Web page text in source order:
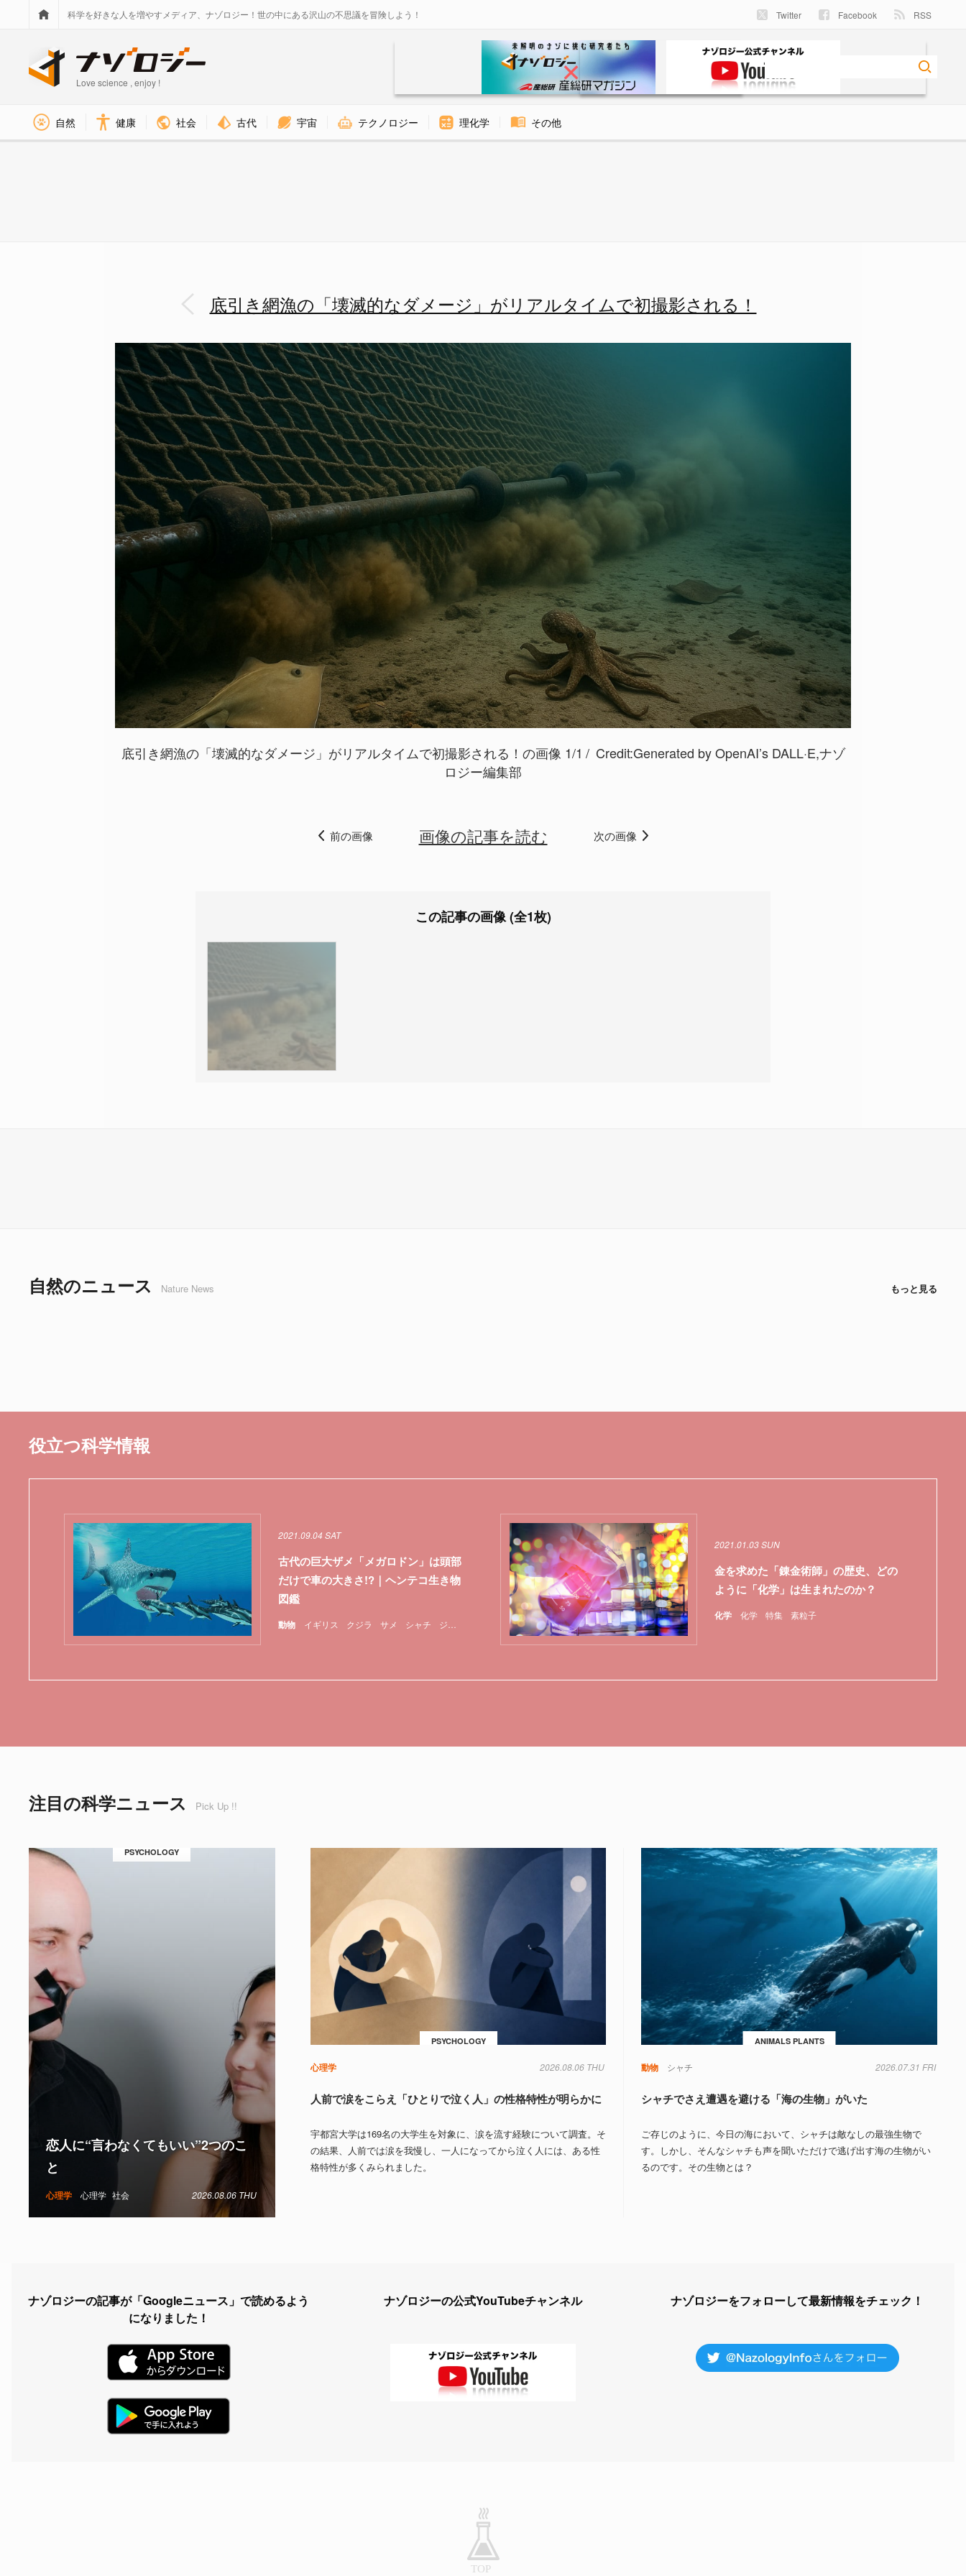
科学を好きな人を増やすメディア、ナゾロジー！世の中にある沢山の不思議を冒険しよう！ Twitter Facebook RSS
Love science , enjoy !
自然 健康 社会 古代 宇宙 テクノロジー 理化学 その他
底引き網漁の「壊滅的なダメージ」がリアルタイムで初撮影される！
底引き網漁の「壊滅的なダメージ」がリアルタイムで初撮影される！の画像 1/1 Credit:Generated by OpenAI’s DALL·E,ナゾ
ロジー編集部
前の画像 画像の記事を読む 次の画像
この記事の画像 (全1枚)
自然のニュース Nature News もっと見る
役立つ科学情報
動物 イギリス クジラ サメ シャチ ジュラ紀 哺乳類 映画 特集 絶滅 魚類
2021.09.04 SAT
古代の巨大ザメ「メガロドン」は頭部
だけで車の大きさ!?｜ヘンテコ生き物
図鑑
化学 化学 特集 素粒子
2021.01.03 SUN
金を求めた「錬金術師」の歴史、どの
ように「化学」は生まれたのか？
注目の科学ニュース Pick Up !!
PSYCHOLOGY
心理学 心理学 社会 2026.08.06 THU
恋人に“言わなくてもいい”2つのこ
と
PSYCHOLOGY
心理学 2026.08.06 THU
人前で涙をこらえ「ひとりで泣く人」の性格特性が明らかに
宇都宮大学は169名の大学生を対象に、涙を流す経験について調査。そ
の結果、人前では涙を我慢し、一人になってから泣く人には、ある性
格特性が多くみられました。
ANIMALS PLANTS
動物 シャチ 2026.07.31 FRI
シャチでさえ遭遇を避ける「海の生物」がいた
ご存じのように、今日の海において、シャチは敵なしの最強生物で
す。しかし、そんなシャチも声を聞いただけで逃げ出す海の生物がい
るのです。その生物とは？
ナゾロジーの記事が「Googleニュース」で読めるよう
になりました！
ナゾロジーの公式YouTubeチャンネル ナゾロジーをフォローして最新情報をチェック！